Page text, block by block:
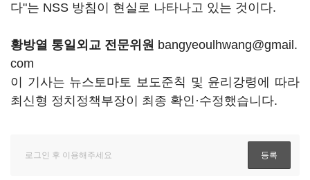
다"는 NSS 방침이 현실로 나타나고 있는 것이다.
황방열 통일외교 전문위원 bangyeoulhwang@gmail.
com
이 기사는 뉴스토마토 보도준칙 및 윤리강령에 따라
최신형 정치정책부장이 최종 확인·수정했습니다.